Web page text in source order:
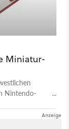
Miniatur-
Nintendo-